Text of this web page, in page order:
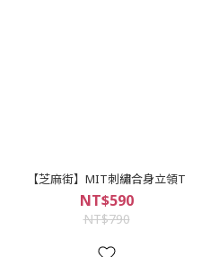
【芝麻街】MIT刺繡合身立領T
NT$590
NT$790